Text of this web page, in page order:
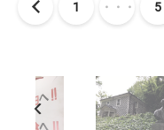
1 ・・・ 5